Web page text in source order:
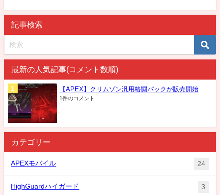
記事検索
最新の人気記事(コメント数順)
【APEX】クリムゾン汎用格闘パックが販売開始
1件のコメント
カテゴリー
APEXモバイル 24
HighGuardハイガード 3